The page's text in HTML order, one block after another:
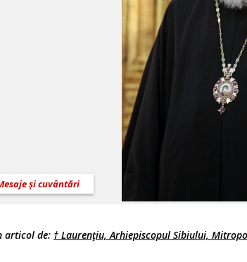
și cuvântări
articol de: † Laurenţiu, Arhiepiscopul Sibiului,